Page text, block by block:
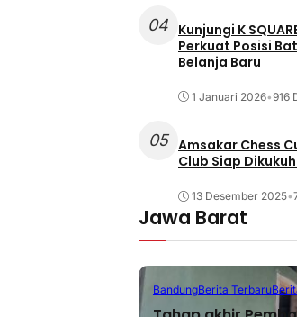
04 Kunjungi K
Perkuat Posisi
Belanja Baru
1 Januari 2026•916
05 Amsakar Chess
Club Siap
13 Desember 2025•
Jawa Barat
BandungBerita Terbaru